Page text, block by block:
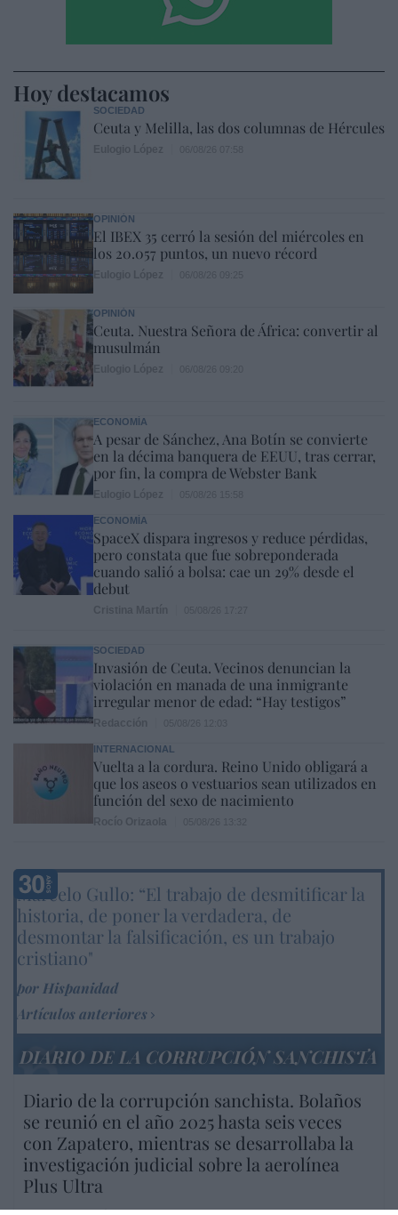
Hoy destacamos
SOCIEDAD
Ceuta y Melilla, las dos columnas de Hércules
OPINIÓN
El IBEX 35 cerró la sesión del miércoles en
los 20.057 puntos, un nuevo récord
OPINIÓN
Ceuta. Nuestra Señora de África: convertir al
musulmán
ECONOMÍA
A pesar de Sánchez, Ana Botín se convierte
en la décima banquera de EEUU, tras cerrar,
por fin, la compra de Webster Bank
ECONOMÍA
SpaceX dispara ingresos y reduce pérdidas,
pero constata que fue sobreponderada
cuando salió a bolsa: cae un 29% desde el
debut
SOCIEDAD
Invasión de Ceuta. Vecinos denuncian la
violación en manada de una inmigrante
irregular menor de edad: “Hay testigos”
INTERNACIONAL
Vuelta a la cordura. Reino Unido obligará a
que los aseos o vestuarios sean utilizados en
función del sexo de nacimiento
Marcelo Gullo: “El trabajo de desmitificar la
historia, de poner la verdadera, de
desmontar la falsificación, es un trabajo
cristiano"
por Hispanidad
Artículos anteriores
DIARIO DE LA CORRUPCIÓN SANCHISTA
Diario de la corrupción sanchista. Bolaños
se reunió en el año 2025 hasta seis veces
con Zapatero, mientras se desarrollaba la
investigación judicial sobre la aerolínea
Plus Ultra